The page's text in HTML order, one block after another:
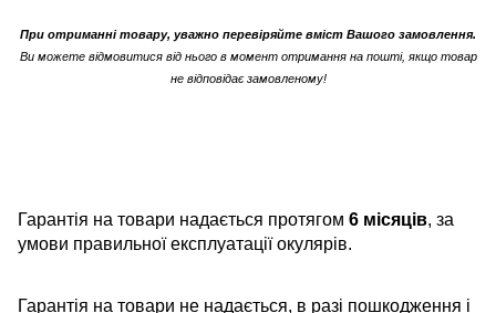
При отриманні товару, уважно перевіряйте вміст Вашого замовлення.
Ви можете відмовитися від нього в момент отримання на пошті, якщо товар
не відповідає замовленому!
Гарантія на товари надається протягом 6 місяців, за
умови правильної експлуатації окулярів.
Гарантія на товари не надається, в разі пошкодження і